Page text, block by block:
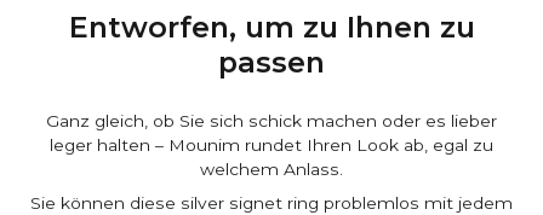
Nachricht hinterlassen. Kostenlos.
Entworfen, um zu Ihnen zu
passen
Ganz gleich, ob Sie sich schick machen oder es lieber
leger halten – Mounim rundet Ihren Look ab, egal zu
welchem Anlass.
Sie können diese silver signet ring problemlos mit jedem